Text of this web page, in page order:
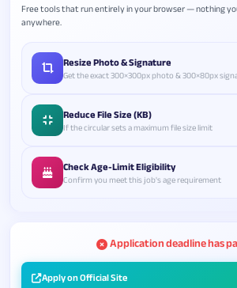
Free tools that run entirely in your browser — nothing
anywhere.
Resize Photo & Signature
Get the exact 300×300px photo & 300×80px
Reduce File Size (KB)
If the circular sets a maximum file size limit
Check Age-Limit Eligibility
Confirm you meet this job's age requirement
Application deadline has
Apply on Official Site